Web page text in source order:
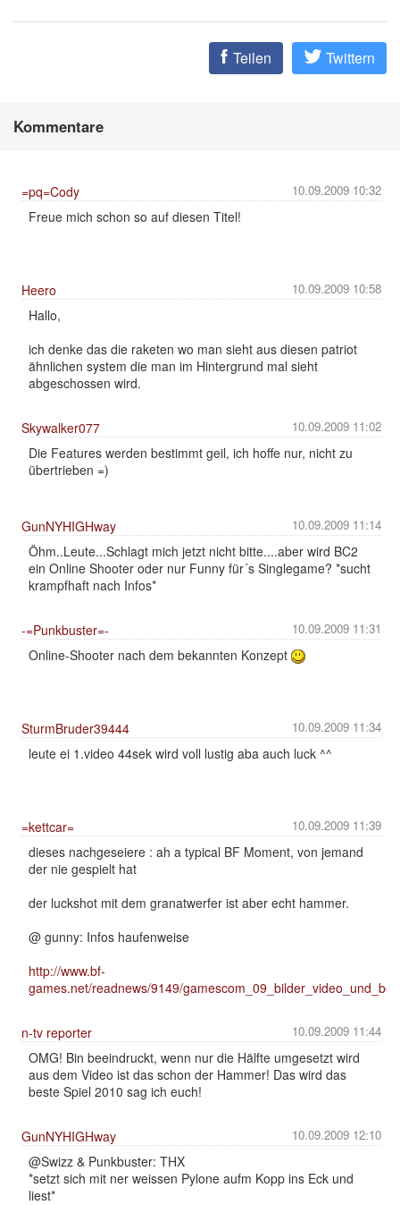
Teilen Twittern
Kommentare
10.09.2009 10:32
=pq=Cody
Freue mich schon so auf diesen Titel!
10.09.2009 10:58
Heero
Hallo,
ich denke das die raketen wo man sieht aus diesen patriot
ähnlichen system die man im Hintergrund mal sieht
abgeschossen wird.
10.09.2009 11:02
Skywalker077
Die Features werden bestimmt geil, ich hoffe nur, nicht zu
übertrieben =)
10.09.2009 11:14
GunNYHIGHway
Öhm..Leute...Schlagt mich jetzt nicht bitte....aber wird BC2
ein Online Shooter oder nur Funny für´s Singlegame? *sucht
krampfhaft nach Infos*
10.09.2009 11:31
-=Punkbuster=-
Online-Shooter nach dem bekannten Konzept
10.09.2009 11:34
SturmBruder39444
leute ei 1.video 44sek wird voll lustig aba auch luck ^^
10.09.2009 11:39
=kettcar=
dieses nachgeseiere : ah a typical BF Moment, von jemand
der nie gespielt hat
der luckshot mit dem granatwerfer ist aber echt hammer.
@ gunny: Infos haufenweise
http://www.bf-
games.net/readnews/9149/
10.09.2009 11:44
n-tv reporter
OMG! Bin beeindruckt, wenn nur die Hälfte umgesetzt wird
aus dem Video ist das schon der Hammer! Das wird das
beste Spiel 2010 sag ich euch!
10.09.2009 12:10
GunNYHIGHway
@Swizz & Punkbuster: THX
*setzt sich mit ner weissen Pylone aufm Kopp ins Eck und
liest*